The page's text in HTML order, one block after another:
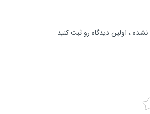
، اولین دیدگاه رو ثبت کنید.